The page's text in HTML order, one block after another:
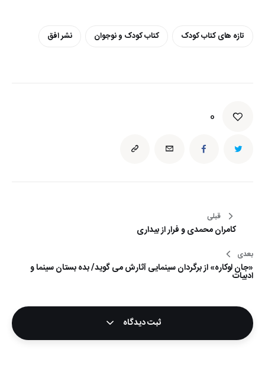
تازه های کتاب کودک کتاب کودک و نوجوان نشر افق
0
راهبری
نوشته
قبلی
کامران محمدی و فرار از بیداری
بعدی
«جان لوکاره» از برگردان سینمایی آثارش می گوید/ بده بستان سینما و
ادبیات
ثبت دیدگاه